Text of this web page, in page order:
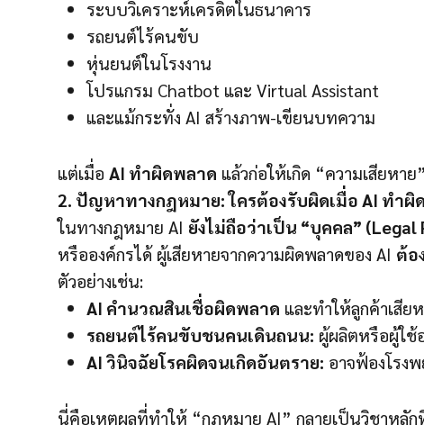
ระบบวิเคราะห์เครดิตในธนาคาร
รถยนต์ไร้คนขับ
หุ่นยนต์ในโรงงาน
โปรแกรม Chatbot และ Virtual Assistant
และแม้กระทั่ง AI สร้างภาพ-เขียนบทความ
แต่เมื่อ AI ทำผิดพลาด แล้วก่อให้เกิด “ความเสียหา
2. ปัญหาทางกฎหมาย: ใครต้องรับผิดเมื่อ AI ทำผิ
ในทางกฎหมาย AI ยังไม่ถือว่าเป็น “บุคคล”
หรือองค์กรได้ ผู้เสียหายจากความผิดพลาดของ AI ต้อ
ตัวอย่างเช่น:
AI คำนวณสินเชื่อผิดพลาด และทำให้ลูกค้าเสีย
รถยนต์ไร้คนขับชนคนเดินถนน: ผู้ผลิตหรือผู้ใช้
AI วินิจฉัยโรคผิดจนเกิดอันตราย: อาจฟ้องโรง
นี่คือเหตุผลที่ทำให้ “กฎหมาย AI” กลายเป็นวิชาหลั